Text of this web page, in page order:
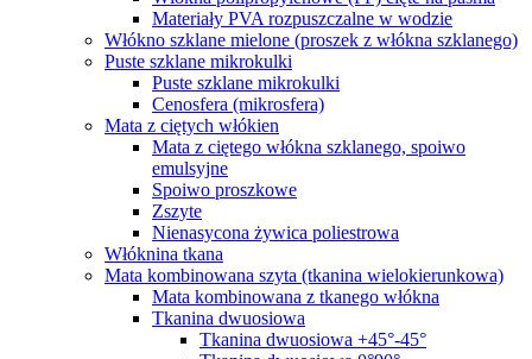
Materiały PVA rozpuszczalne w wodzie
Włókno szklane mielone (proszek z włókna szklanego)
Puste szklane mikrokulki
Puste szklane mikrokulki
Cenosfera (mikrosfera)
Mata z ciętych włókien
Mata z ciętego włókna szklanego, spoiwo
emulsyjne
Spoiwo proszkowe
Zszyte
Nienasycona żywica poliestrowa
Włóknina tkana
Mata kombinowana szyta (tkanina wielokierunkowa)
Mata kombinowana z tkanego włókna
Tkanina dwuosiowa
Tkanina dwuosiowa +45°-45°